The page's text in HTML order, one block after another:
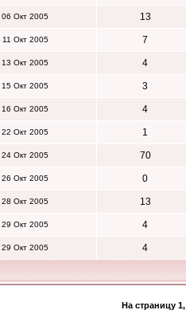
06 Окт 2005 13
11 Окт 2005 7
13 Окт 2005 4
15 Окт 2005 3
16 Окт 2005 4
22 Окт 2005 1
24 Окт 2005 70
26 Окт 2005 0
28 Окт 2005 13
29 Окт 2005 4
29 Окт 2005 4
На страницу 1,